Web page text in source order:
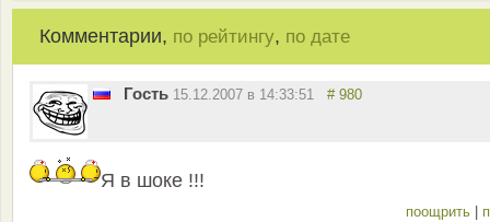
Комментарии, по рейтингу, по дате
Гость 15.12.2007 в 14:33:51 # 980
Я в шоке !!!
поощрить